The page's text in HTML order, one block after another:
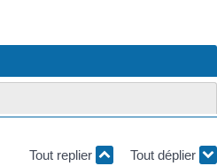
Tout replier Tout déplier